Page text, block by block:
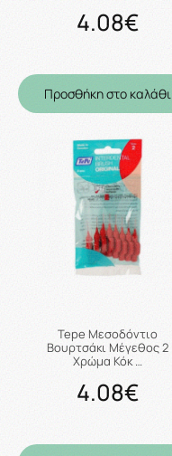
4.08€
Προσθήκη στο καλάθι
Tepe Μεσοδόντιο
Βουρτσάκι Μέγεθος 2
Χρώμα Κόκ …
4.08€